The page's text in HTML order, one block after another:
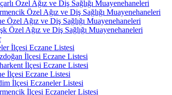
Özel Ağız ve Diş Sağlığı Muayenehaneleri
Özel Ağız ve Diş Sağlığı Muayenehaneleri
Özel Ağız ve Diş Sağlığı Muayenehaneleri
Özel Ağız ve Diş Sağlığı Muayenehaneleri
İlçesi Eczane Listesi
İlçesi Eczane Listesi
İlçesi Eczane Listesi
İlçesi Eczane Listesi
İlçesi Eczaneler Listesi
İlçesi Eczaneler Listesi